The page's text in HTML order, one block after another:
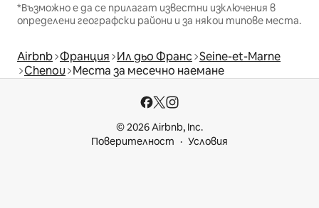
*Възможно е да се прилагат известни изключения в
определени географски райони и за някои типове места.
Airbnb Франция Ил дьо Франс Seine-et-Marne
Chenou Места за месечно наемане
© 2026 Airbnb, Inc.
Поверителност
Условия